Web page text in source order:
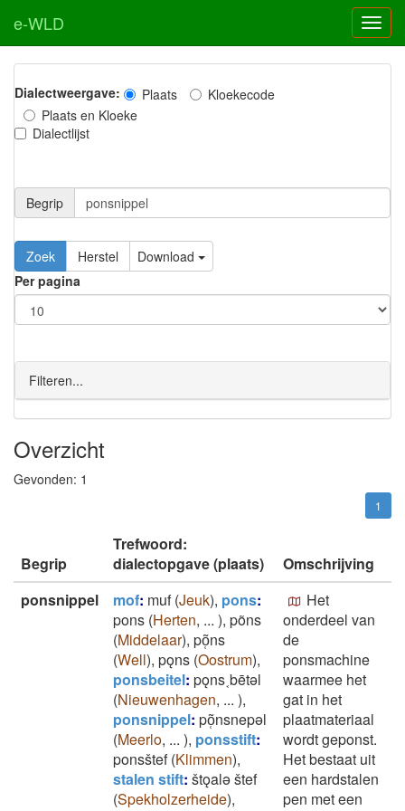
e-WLD
Dialectweergave: Plaats
Kloekecode
Plaats en Kloeke
Dialectlijst
Begrip
Zoek Herstel
Download
Per pagina
Filteren...
Overzicht
Gevonden: 1
1
Begrip
Trefwoord:
dialectopgave (plaats)
Omschrijving
ponsnippel
mof: muf(Jeuk), pons:
pons (Herten, ... ), põns
(Middelaar), põ̜ns
(Well), pǫns (Oostrum),
ponsbeitel: pǫns˱bētǝl
(Nieuwenhagen, ... ),
ponsnippel: põ̜nsnepǝl
(Meerlo, ... ), ponsstift:
ponsštef(Klimmen),
stalen stift: štǫalǝ štef
(Spekholzerheide),
Het
onderdeel van
de
ponsmachine
waarmee het
gat in het
plaatmateriaal
wordt geponst.
Het bestaat uit
een hardstalen
pen met een